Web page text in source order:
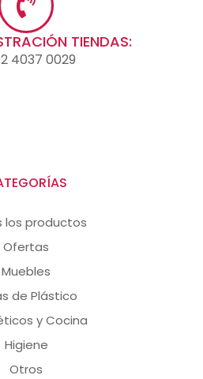
TIENDAS:
4037 0029
los productos
Ofertas
Muebles
de Plástico
y Cocina
Higiene
Otros